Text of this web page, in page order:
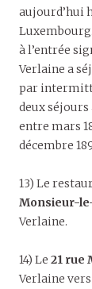
aujourd’hui
à l’entrée
Verlaine a
par
deux
entre mars
décembre
13) Le
Monsieur-
Verlaine.
14) Le 21 rue
Verlaine vers